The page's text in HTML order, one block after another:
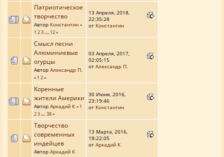
Патриотическое
творчество
Автор Константин «
1 23... 12»
13 Апреля, 2018,
22:35:28
от Константин
Смысл песни
Алюминиевые
огурцы
Автор Александр П.
« 1 2»
03 Апреля, 2017,
02:05:15
от Александр П.
Коренные
жители Америки
Автор Аркадий К « 1
23... 38»
30 Июня, 2016,
23:19:46
от Константин
Творчество
современных
индейцев
Автор Аркадий К
13 Марта, 2016,
18:22:05
от Аркадий К